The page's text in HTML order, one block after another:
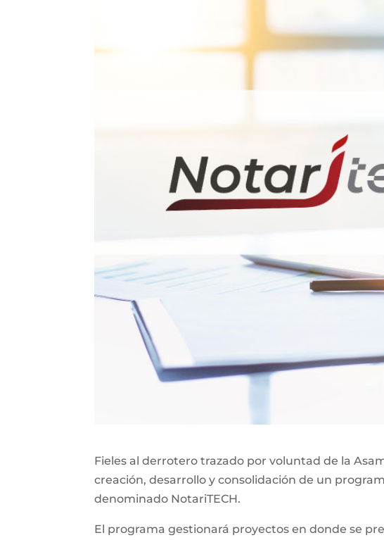
Fieles al derrotero trazado por voluntad de la
creación, desarrollo y consolidación de un
denominado NotariTECH.
El programa gestionará proyectos en donde se